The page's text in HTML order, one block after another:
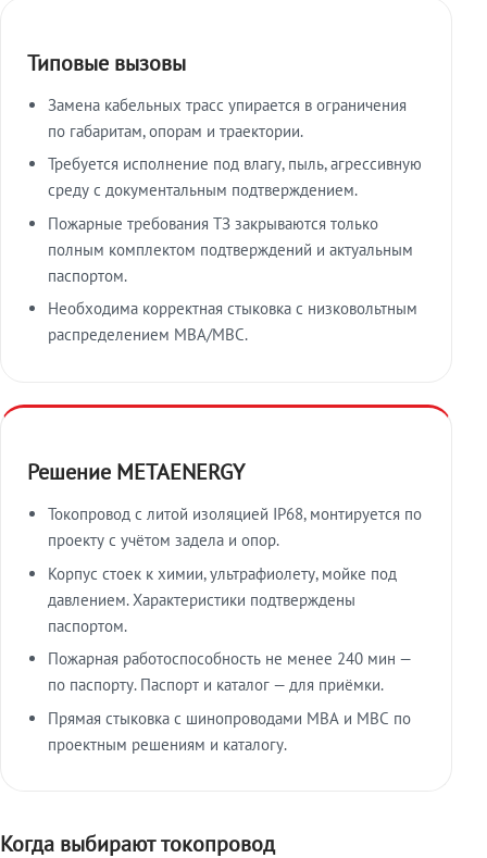
Типовые вызовы
Замена кабельных трасс упирается в ограничения
по габаритам, опорам и траектории.
Требуется исполнение под влагу, пыль, агрессивную
среду с документальным подтверждением.
Пожарные требования ТЗ закрываются только
полным комплектом подтверждений и актуальным
паспортом.
Необходима корректная стыковка с низковольтным
распределением МВА/МВС.
Решение METAENERGY
Токопровод с литой изоляцией IP68, монтируется по
проекту с учётом задела и опор.
Корпус стоек к химии, ультрафиолету, мойке под
давлением. Характеристики подтверждены
паспортом.
Пожарная работоспособность не менее 240 мин —
по паспорту. Паспорт и каталог — для приёмки.
Прямая стыковка с шинопроводами МВА и МВС по
проектным решениям и каталогу.
Когда выбирают токопровод